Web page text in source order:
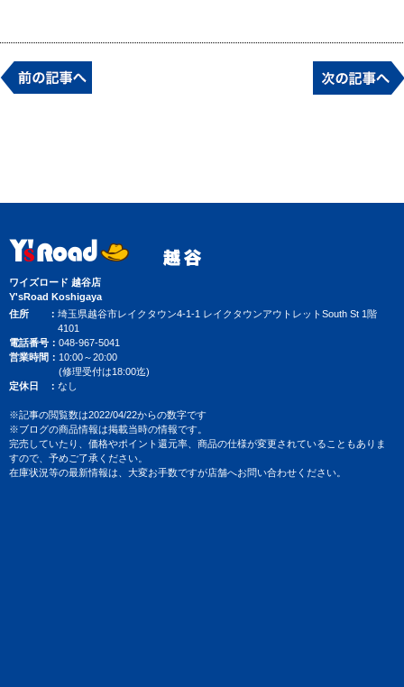
ワイズロード 越谷店
Y'sRoad Koshigaya
住所
埼玉県越谷市レイクタウン4-1-1 レイクタウンアウトレットSouth St 1階
4101
電話番号
048-967-5041
営業時間
10:00～20:00
(修理受付は18:00迄)
定休日
なし
※記事の閲覧数は2022/04/22からの数字です
※ブログの商品情報は掲載当時の情報です。
完売していたり、価格やポイント還元率、商品の仕様が変更されていることもありま
すので、予めご了承ください。
在庫状況等の最新情報は、大変お手数ですが店舗へお問い合わせください。